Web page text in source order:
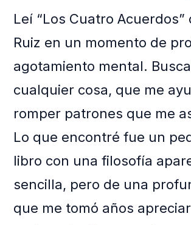
Leí “Los Cuatro Acuerdos”
Ruiz en un momento de
agotamiento mental.
cualquier cosa, que me
romper patrones que me
Lo que encontré fue un
libro con una filosofía
sencilla, pero de una
que me tomó años apreciar